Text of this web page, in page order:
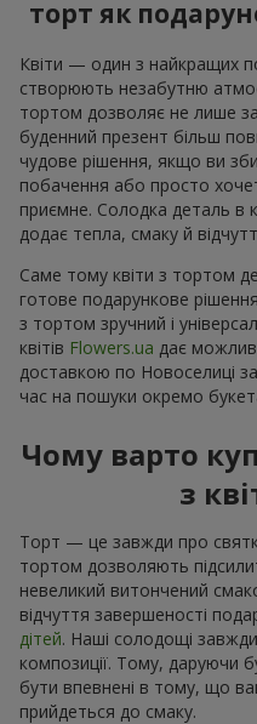
торт як
Квіти — один з найкращих
створюють незабутню
тортом дозволяє не лише
буденний презент більш
чудове рішення, якщо ви
побачення або просто
приємне. Солодка деталь в
додає тепла, смаку й
Саме тому квіти з тортом
готове подарункове
з тортом зручний і
квітів Flowers.ua дає
доставкою по Новоселиці
час на пошуки окремо
Чому варто
з
Торт — це завжди про
тортом дозволяють
невеликий витончений
відчуття завершеності
дітей. Наші солодощі завжди
композиції. Тому, даруючи
бути впевнені в тому, що
прийдеться до смаку.